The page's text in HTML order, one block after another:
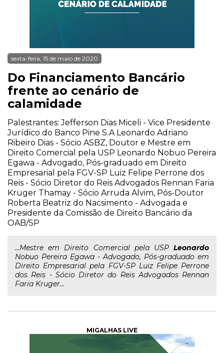
sexta-feira, 15 de maio de 2020
Do Financiamento Bancário
frente ao cenário de
calamidade
Palestrantes: Jefferson Dias Miceli - Vice Presidente
Jurídico do Banco Pine S.A Leonardo Adriano
Ribeiro Dias - Sócio ASBZ, Doutor e Mestre em
Direito Comercial pela USP Leonardo Nobuo Pereira
Egawa - Advogado, Pós-graduado em Direito
Empresarial pela FGV-SP Luiz Felipe Perrone dos
Reis - Sócio Diretor do Reis Advogados Rennan Faria
Kruger Thamay - Sócio Arruda Alvim, Pós-Doutor
Roberta Beatriz do Nacsimento - Advogada e
Presidente da Comissão de Direito Bancário da
OAB/SP
...Mestre em Direito Comercial pela USP Leonardo
Nobuo Pereira Egawa - Advogado, Pós-graduado em
Direito Empresarial pela FGV-SP Luiz Felipe Perrone
dos Reis - Sócio Diretor do Reis Advogados Rennan
Faria Kruger...
MIGALHAS LIVE